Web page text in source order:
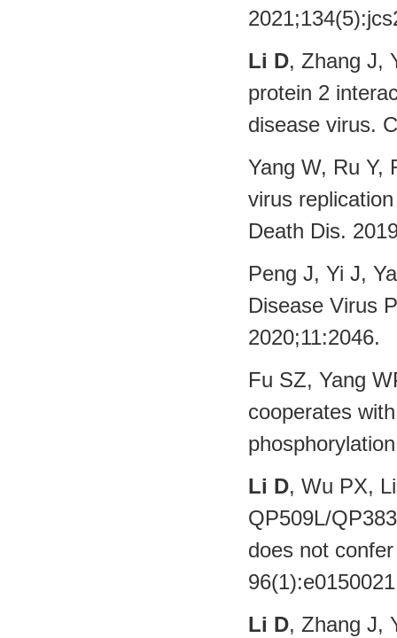
Li D, Zhang J,
protein 2
disease virus.
Yang W, Ru
virus
Death Dis.
Peng J, Yi J,
Disease Virus
2020;11:2046.
Fu SZ, Yang
cooperates
Li D, Wu PX,
QP509L/
does not
Li D, Zhang J,